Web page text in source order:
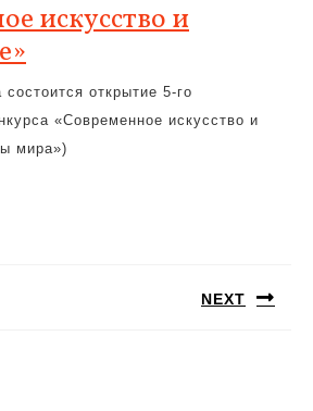
искусство и
открытие 5-го
«Современное искусство и
мира»)
NEXT